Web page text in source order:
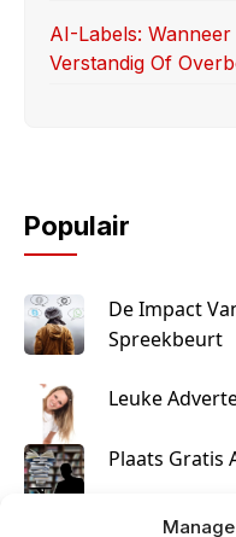
AI-Labels:
Verstandig Of
Populair
De Impact
Spreekbeurt
Leuke
Plaats Gratis